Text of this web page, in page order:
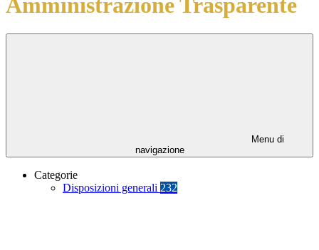
Menu di
navigazione
Categorie
Disposizioni generali 232